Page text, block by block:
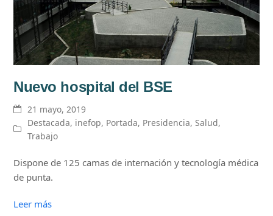
Nuevo hospital del BSE
21 mayo, 2019
Destacada, inefop, Portada, Presidencia, Salud,
Trabajo
Dispone de 125 camas de internación y tecnología médica
de punta.
Leer más